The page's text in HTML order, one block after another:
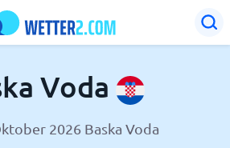
Voda
2026 Baska Voda